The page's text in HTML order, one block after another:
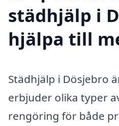
städhjälp i
hjälpa till
Städhjälp i Dösjebro
erbjuder olika typer
rengöring för både